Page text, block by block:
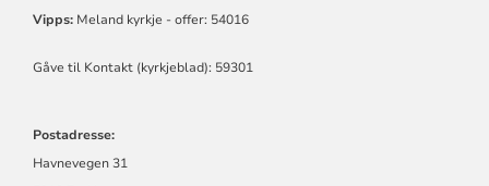
Vipps:Meland kyrkje - offer: 54016
Gåve til Kontakt (kyrkjeblad): 59301
Postadresse:
Havnevegen 31